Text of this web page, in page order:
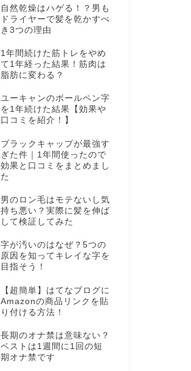
自然乾燥はハゲる！？男も
ドライヤーで髪を乾かすべ
き3つの理由
1年間続けた筋トレをやめ
て1年経った結果！筋肉は
脂肪に変わる？
ユーキャンのボールペン字
を1年続けた結果【効果や
口コミを紹介！】
ブラックキャップが最強す
ぎた件｜1年間使ったので
効果と口コミをまとめまし
た
男のロン毛はモテないし気
持ち悪い？実際に髪を伸ば
して検証してみた
字が汚いのはなぜ？5つの
原因を知ってキレイな字を
目指そう！
【超簡単】はてなブログに
Amazonの商品リンクを貼
り付ける方法！
長期のオナ禁は意味ない？
ベストは1週間に1回の短
期オナ禁です